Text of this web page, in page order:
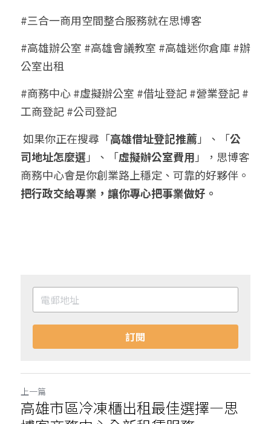
#三合一商用空間整合服務就在思博客
#高雄辦公室 #高雄會議教室 #高雄迷你倉庫 #辦
公室出租
#商務中心 #虛擬辦公室 #借址登記 #營業登記 #
工商登記 #公司登記
如果你正在搜尋「高雄借址登記推薦 」、「公
司地址怎麼選 」、「虛擬辦公室費用 」，思博客
商務中心會是你創業路上穩定、可靠的好夥伴。
把行政交給專業，讓你專心把事業做好。
訂閱
上一篇
高雄市區冷凍櫃出租最佳選擇—思